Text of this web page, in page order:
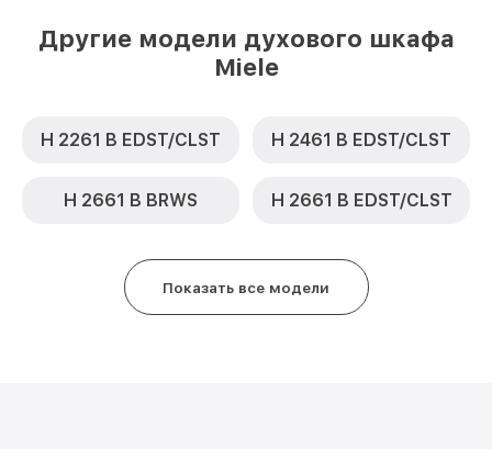
Другие модели духового шкафа
Miele
H 2261 B EDST/CLST H 2461 B EDST/CLST
H 2661 B BRWS H 2661 B EDST/CLST
Показать все модели